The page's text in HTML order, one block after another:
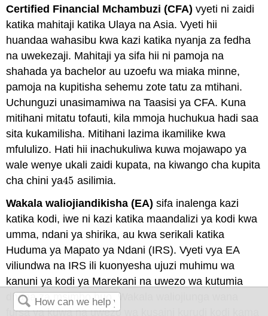
Certified Financial Mchambuzi (CFA) vyeti ni zaidi
katika mahitaji katika Ulaya na Asia. Vyeti hii
huandaa wahasibu kwa kazi katika nyanja za fedha
na uwekezaji. Mahitaji ya sifa hii ni pamoja na
shahada ya bachelor au uzoefu wa miaka minne,
pamoja na kupitisha sehemu zote tatu za mtihani.
Uchunguzi unasimamiwa na Taasisi ya CFA. Kuna
mitihani mitatu tofauti, kila mmoja huchukua hadi saa
sita kukamilisha. Mitihani lazima ikamilike kwa
mfululizo. Hati hii inachukuliwa kuwa mojawapo ya
wale wenye ukali zaidi kupata, na kiwango cha kupita
cha chini ya45
45 asilimia.
Wakala waliojiandikisha (EA) sifa inalenga kazi
katika kodi, iwe ni kazi katika maandalizi ya kodi kwa
umma, ndani ya shirika, au kwa serikali katika
Huduma ya Mapato ya Ndani (IRS). Vyeti vya EA
viliundwa na IRS ili kuonyesha ujuzi muhimu wa
kanuni ya kodi ya Marekani na uwezo wa kutumia
dhana za msimbo huo. Wakala waliojiunga wana
fursa ya kuwa na uwezo wa kusaini kurudi kodi kama